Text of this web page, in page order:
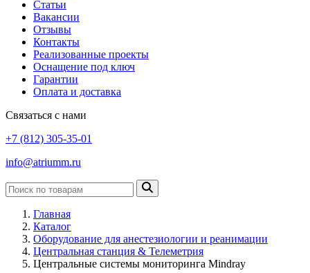
Статьи
Вакансии
Отзывы
Контакты
Реализованные проекты
Оснащение под ключ
Гарантии
Оплата и доставка
Связаться с нами
+7 (812) 305-35-01
info@atriumm.ru
Главная
Каталог
Оборудование для анестезиологии и реанимации
Центральная станция & Телеметрия
Центральные системы мониторинга Mindray